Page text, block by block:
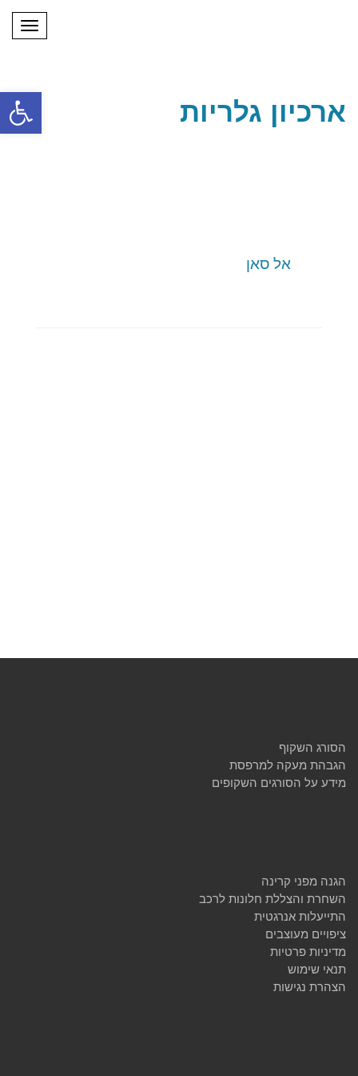
ארכיון גלריות
אל סאן
הסורג השקוף
הגבהת מעקה למרפסת
מידע על הסורגים השקופים
הגנה מפני קרינה
השחרת והצללת חלונות לרכב
התייעלות אנרגטית
ציפויים מעוצבים
מדיניות פרטיות
תנאי שימוש
הצהרת נגישות